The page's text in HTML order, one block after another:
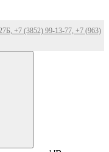
+7 (3852) 99-13-77, +7 (963)